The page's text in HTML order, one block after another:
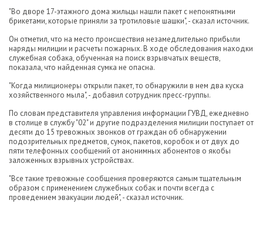
"Во дворе 17-этажного дома жильцы нашли пакет с непонятными
брикетами, которые приняли за тротиловые шашки", - сказал источник.
Он отметил, что на место происшествия незамедлительно прибыли
наряды милиции и расчеты пожарных. В ходе обследования находки
служебная собака, обученная на поиск взрывчатых веществ,
показала, что найденная сумка не опасна.
"Когда милиционеры открыли пакет, то обнаружили в нем два куска
хозяйственного мыла", - добавил сотрудник пресс-группы.
По словам представителя управления информации ГУВД, ежедневно
в столице в службу "02" и другие подразделения милиции поступает от
десяти до 15 тревожных звонков от граждан об обнаружении
подозрительных предметов, сумок, пакетов, коробок и от двух до
пяти телефонных сообщений от анонимных абонентов о якобы
заложенных взрывных устройствах.
"Все такие тревожные сообщения проверяются самым тщательным
образом с применением служебных собак и почти всегда с
проведением эвакуации людей", - сказал источник.